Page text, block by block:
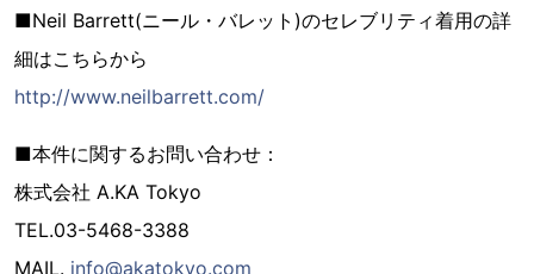
■Neil Barrett(ニール・バレット)のセレブリティ着用の詳
細はこちらから
http://www.neilbarrett.com/
■本件に関するお問い合わせ：
株式会社 A.KA Tokyo
TEL.03-5468-3388
MAIL. info@akatokyo.com